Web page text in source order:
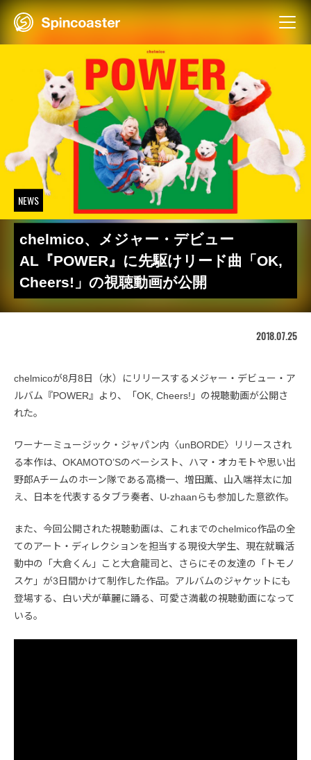
Skip
NEWS
chelmico、メジャー・デビュー
AL『POWER』に先駆けリード曲「OK,
Cheers!」の視聴動画が公開
2018.07.25
chelmicoが8月8日（水）にリリースするメジャー・デビュー・ア
ルバム『POWER』より、「OK, Cheers!」の視聴動画が公開さ
れた。
ワーナーミュージック・ジャパン内〈unBORDE〉リリースされ
る本作は、OKAMOTO’Sのベーシスト、ハマ・オカモトや思い出
野郎Aチームのホーン隊である高橋一、増田薫、山入端祥太に加
え、日本を代表するタブラ奏者、U-zhaanらも参加した意欲作。
また、今回公開された視聴動画は、これまでのchelmico作品の全
てのアート・ディレクションを担当する現役大学生、現在就職活
動中の「大倉くん」こと大倉龍司と、さらにその友達の「トモノ
スケ」が3日間かけて制作した作品。アルバムのジャケットにも
登場する、白い犬が華麗に踊る、可愛さ満載の視聴動画になって
いる。